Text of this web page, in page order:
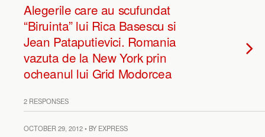
Alegerile care au scufundat
“Biruinta” lui Rica Basescu si
Jean Pataputievici. Romania
vazuta de la New York prin
ocheanul lui Grid Modorcea
2 RESPONSES
OCTOBER 29, 2012 • BY EXPRESS